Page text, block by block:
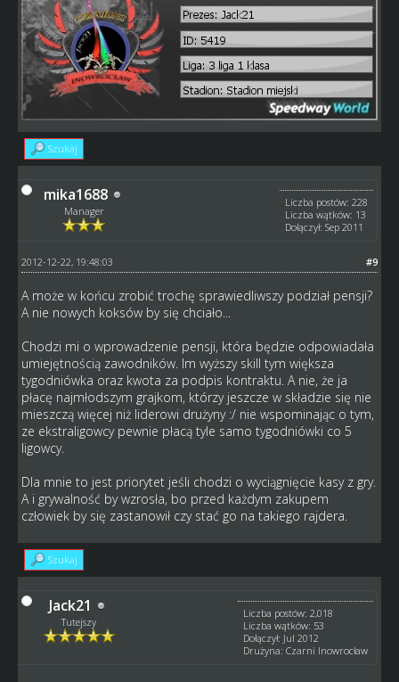
Szukaj
mika1688
Manager
Liczba postów: 228
Liczba wątków: 13
Dołączył: Sep 2011
#9
2012-12-22, 19:48:03
A może w końcu zrobić trochę sprawiedliwszy podział pensji?
A nie nowych koksów by się chciało...
Chodzi mi o wprowadzenie pensji, która będzie odpowiadała
umiejętnością zawodników. Im wyższy skill tym większa
tygodniówka oraz kwota za podpis kontraktu. A nie, że ja
płacę najmłodszym grajkom, którzy jeszcze w składzie się nie
mieszczą więcej niż liderowi drużyny :/ nie wspominając o tym,
ze ekstraligowcy pewnie płacą tyle samo tygodniówki co 5
ligowcy.
Dla mnie to jest priorytet jeśli chodzi o wyciągnięcie kasy z gry.
A i grywalność by wzrosła, bo przed każdym zakupem
człowiek by się zastanowił czy stać go na takiego rajdera.
Szukaj
Jack21
Tutejszy
Liczba postów: 2,018
Liczba wątków: 53
Dołączył: Jul 2012
Drużyna: Czarni Inowrocław